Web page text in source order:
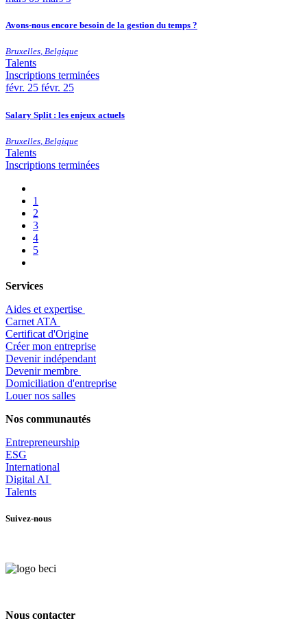
Avons-nous encore besoin de la gestion du temps ?
Bruxelles, Belgique
Talents
Inscriptions terminées
févr. 25 févr. 25
Salary Split : les enjeux actuels
Bruxelles Belgique
Talents
Inscriptions terminées
1
2
3
4
5
Services
Aides et expertise
​Carnet ATA
Certificat d'Origine
Créer mon entreprise
Devenir indépendant
Devenir membre
​Domiciliation d'entreprise
Louer nos salles
Nos communautés
Entrepreneurship
ESG
International
Digital AI
Talents
Suivez-nous
Nous contacter